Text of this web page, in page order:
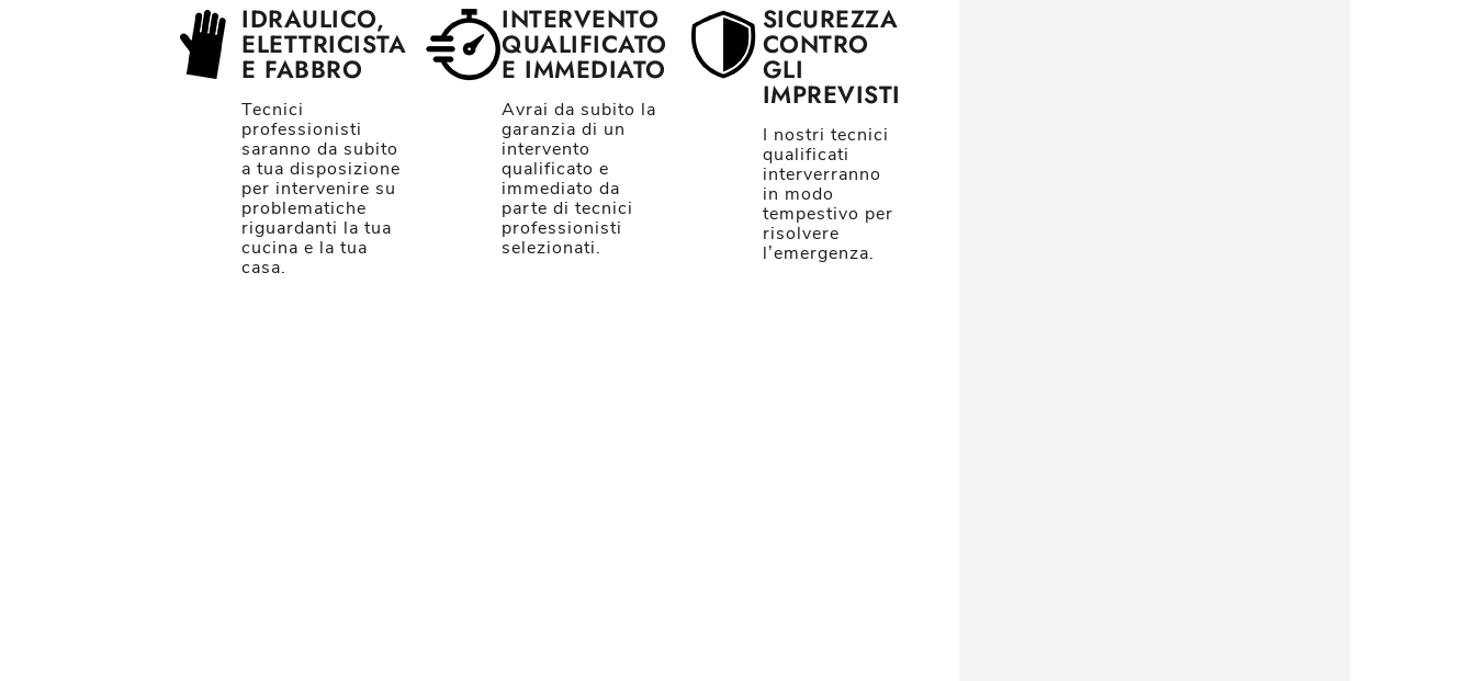
IDRAULICO,
ELETTRICISTA
E FABBRO
Tecnici
professionisti
saranno da subito
a tua disposizione
per intervenire su
problematiche
riguardanti la tua
cucina e la tua
casa.
INTERVENTO
QUALIFICATO
E IMMEDIATO
Avrai da subito la
garanzia di un
intervento
qualificato e
immediato da
parte di tecnici
professionisti
selezionati.
SICUREZZA
CONTRO
GLI
IMPREVISTI
I nostri tecnici
qualificati
interverranno
in modo
tempestivo per
risolvere
l’emergenza.